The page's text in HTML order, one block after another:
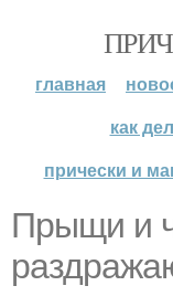
главная
как
прически и
Прыщи и